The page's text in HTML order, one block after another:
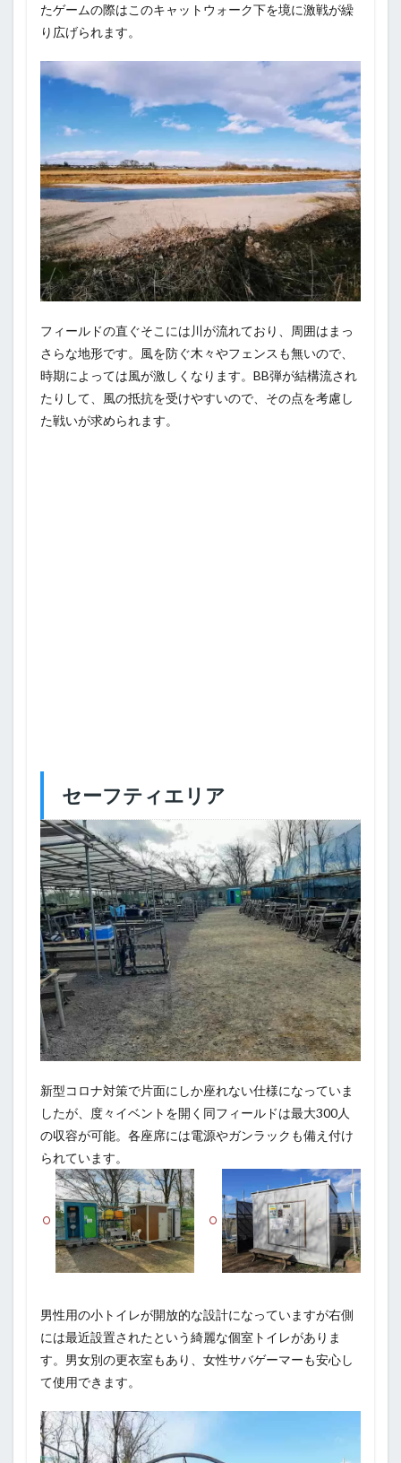
たゲームの際はこのキャットウォーク下を境に激戦が繰
り広げられます。
フィールドの直ぐそこには川が流れており、周囲はまっ
さらな地形です。風を防ぐ木々やフェンスも無いので、
時期によっては風が激しくなります。BB弾が結構流され
たりして、風の抵抗を受けやすいので、その点を考慮し
た戦いが求められます。
セーフティエリア
新型コロナ対策で片面にしか座れない仕様になっていま
したが、度々イベントを開く同フィールドは最大300人
の収容が可能。各座席には電源やガンラックも備え付け
られています。
男性用の小トイレが開放的な設計になっていますが右側
には最近設置されたという綺麗な個室トイレがありま
す。男女別の更衣室もあり、女性サバゲーマーも安心し
て使用できます。